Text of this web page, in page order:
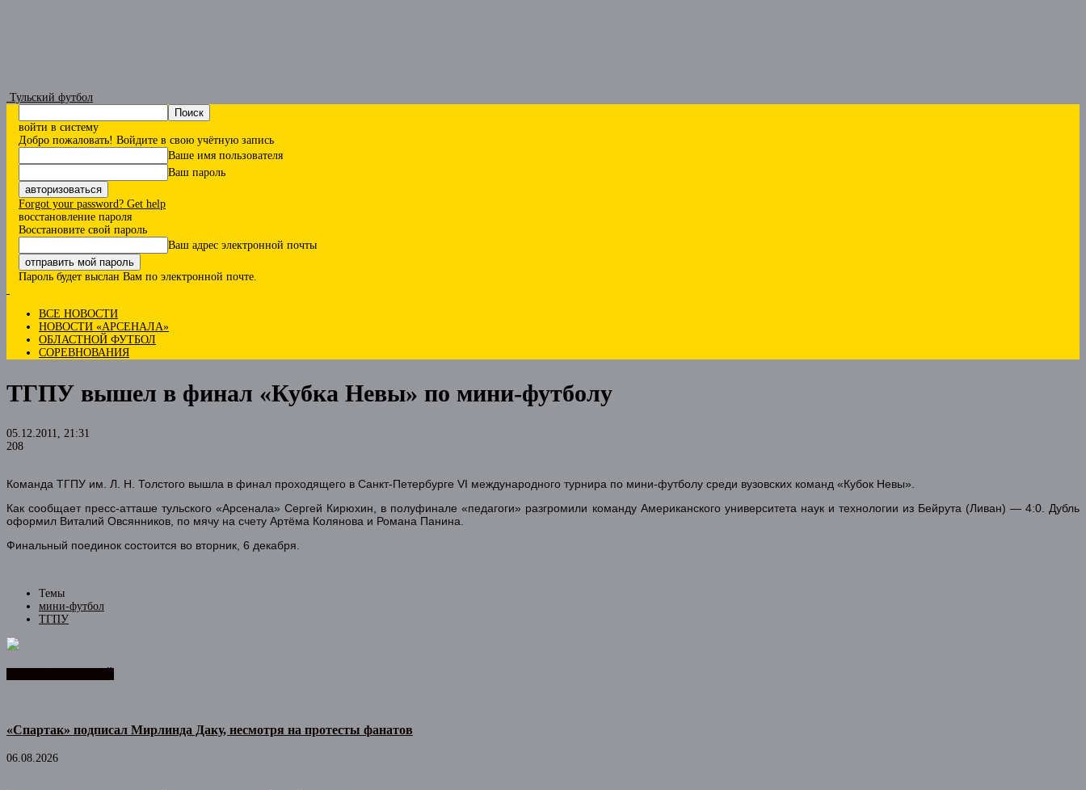
Тульский футбол
войти в систему
Добро пожаловать! Войдите в свою учётную запись
Ваше имя пользователя
Ваш пароль
Forgot your password? Get help
восстановление пароля
Восстановите свой пароль
Ваш адрес электронной почты
Пароль будет выслан Вам по электронной почте.
ВСЕ НОВОСТИ
НОВОСТИ «АРСЕНАЛА»
ОБЛАСТНОЙ ФУТБОЛ
СОРЕВНОВАНИЯ
ТГПУ вышел в финал «Кубка Невы» по мини-футболу
05.12.2011, 21:31
208
Команда ТГПУ им. Л. Н. Толстого вышла в финал проходящего в Санкт-Петербурге VI международного турнира по мини-футболу среди вузовских команд «Кубок Невы».
Как сообщает пресс-атташе тульского «Арсенала» Сергей Кирюхин, в полуфинале «педагоги» разгромили команду Американского университета наук и технологии из Бейрута (Ливан) — 4:0. Дубль
оформил Виталий Овсянников, по мячу на счету Артёма Колянова и Романа Панина.
Финальный поединок состоится во вторник, 6 декабря.
Темы
мини-футбол
ТГПУ
«Спартак» подписал Мирлинда Даку, несмотря на протесты фанатов
06.08.2026